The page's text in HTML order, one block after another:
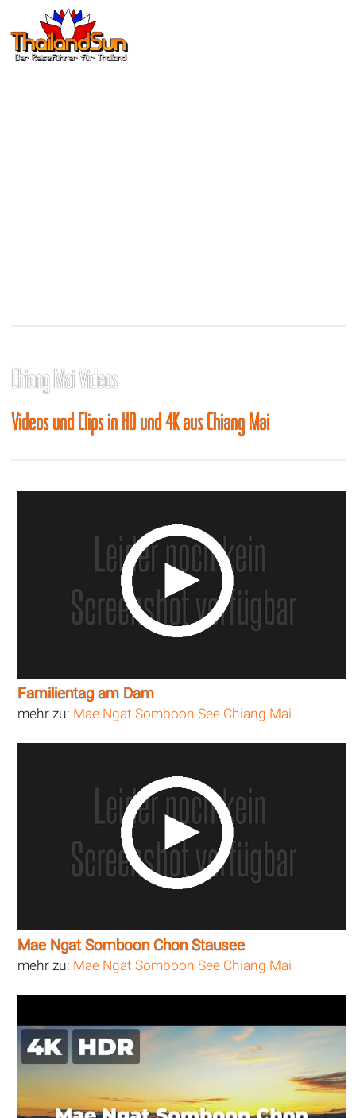
Chiang Mai Videos
Videos und Clips in HD und 4K aus Chiang Mai
Familientag am Dam
mehr zu: Mae Ngat Somboon See Chiang Mai
Mae Ngat Somboon Chon Stausee
mehr zu: Mae Ngat Somboon See Chiang Mai